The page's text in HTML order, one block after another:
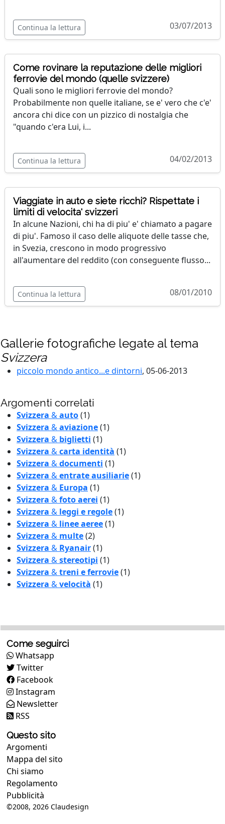
Continua la lettura 03/07/2013
Come rovinare la reputazione delle migliori
ferrovie del mondo (quelle svizzere)
Quali sono le migliori ferrovie del mondo?
Probabilmente non quelle italiane, se e' vero che c'e'
ancora chi dice con un pizzico di nostalgia che
"quando c'era Lui, i...
Continua la lettura 04/02/2013
Viaggiate in auto e siete ricchi? Rispettate i
limiti di velocita' svizzeri
In alcune Nazioni, chi ha di piu' e' chiamato a pagare
di piu'. Famoso il caso delle aliquote delle tasse che,
in Svezia, crescono in modo progressivo
all'aumentare del reddito (con conseguente flusso...
Continua la lettura 08/01/2010
Gallerie fotografiche legate al tema
Svizzera
piccolo mondo antico...e dintorni, 05-06-2013
Argomenti correlati
Svizzera &auto(1)
Svizzera &aviazione(1)
Svizzera & biglietti (1)
Svizzera &carta identità (1)
Svizzera &documenti (1)
Svizzera &entrate ausiliarie(1)
Svizzera & Europa (1)
Svizzera &foto aerei (1)
Svizzera & leggi e regole(1)
Svizzera & linee aeree(1)
Svizzera & multe(2)
Svizzera & Ryanair(1)
Svizzera &stereotipi (1)
Svizzera &treni e ferrovie(1)
Svizzera &velocità (1)
Come seguirci
Whatsapp
Twitter
Facebook
Instagram
Newsletter
RSS
Questo sito
Argomenti
Mappa del sito
Chi siamo
Regolamento
Pubblicità
©2008, 2026 Claudesign